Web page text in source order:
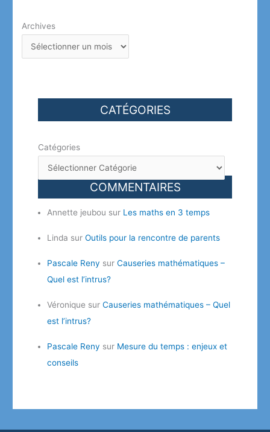
Archives
CATÉGORIES
Catégories
COMMENTAIRES
Annette jeubou sur Les maths en 3 temps
Linda surOutils pour la rencontre de parents
Pascale Reny surCauseries mathématiques –
Quel est l’intrus?
Véronique surCauseries mathématiques – Quel
est l’intrus?
Pascale Reny sur Mesure du temps : enjeux et
conseils